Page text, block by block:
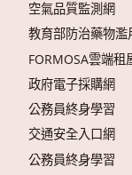
空氣品質監測網
教育部防治藥物濫
FORMOSA雲端租
政府電子採購網
公務員終身學習
交通安全入口網
公務員終身學習